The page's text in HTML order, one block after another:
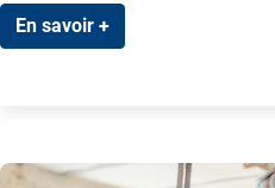
En savoir +